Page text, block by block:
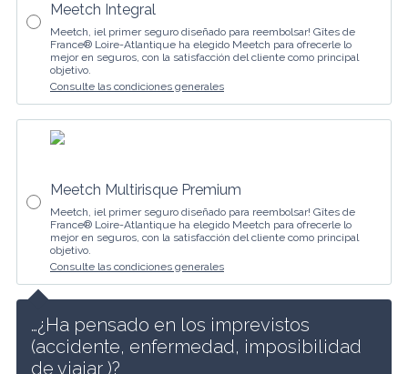
Meetch Integral
Meetch, ¡el primer seguro diseñado para reembolsar! Gîtes de
France® Loire-Atlantique ha elegido Meetch para ofrecerle lo
mejor en seguros, con la satisfacción del cliente como principal
objetivo.
Consulte las condiciones generales
Meetch Multirisque Premium
Meetch, ¡el primer seguro diseñado para reembolsar! Gîtes de
France® Loire-Atlantique ha elegido Meetch para ofrecerle lo
mejor en seguros, con la satisfacción del cliente como principal
objetivo.
Consulte las condiciones generales
…¿Ha pensado en los imprevistos
(accidente, enfermedad, imposibilidad
de viajar )?